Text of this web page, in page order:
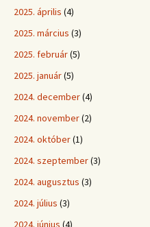
2025. április (4)
2025. március (3)
2025. február(5)
2025. január(5)
2024. december(4)
2024. november(2)
2024. október(1)
2024. szeptember(3)
2024. augusztus (3)
2024. július (3)
2024. június (4)